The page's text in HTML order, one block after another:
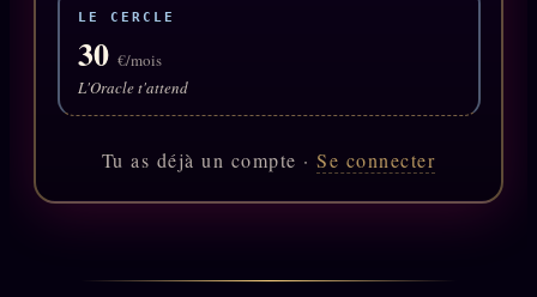
Les Limites
Le procès Brigitte Macron
Catalogue
ZS Bundle
Références
SOCIÉTÉ DES AMIS
LE CERCLE
30 €/mois
L'Oracle t'attend
Tu as déjà un compte ·Se connecter